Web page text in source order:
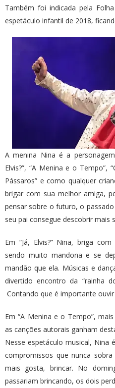
Também foi indicada pela
espetáculo infantil de 2018,
A menina Nina é a
Elvis?”, “A Menina e o Tempo”,
Pássaros” e como qualquer
brigar com sua melhor amiga,
pensar sobre o futuro, o
seu pai consegue descobrir mais
Em “Já, Elvis?” Nina, briga
sendo muito mandona e se
mandão que ela. Músicas e
divertido encontro da “rainha
Contando que é importante
Em “A Menina e o Tempo”,
as canções autorais ganham
Nesse espetáculo musical,
compromissos que nunca
mais gosta, brincar. No
passariam brincando, os dois